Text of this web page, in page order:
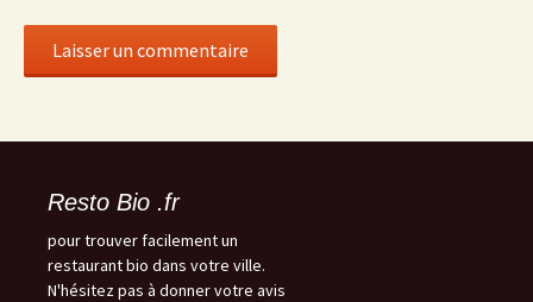
Resto Bio .fr
pour trouver facilement un
restaurant bio dans votre ville.
N'hésitez pas à donner votre avis